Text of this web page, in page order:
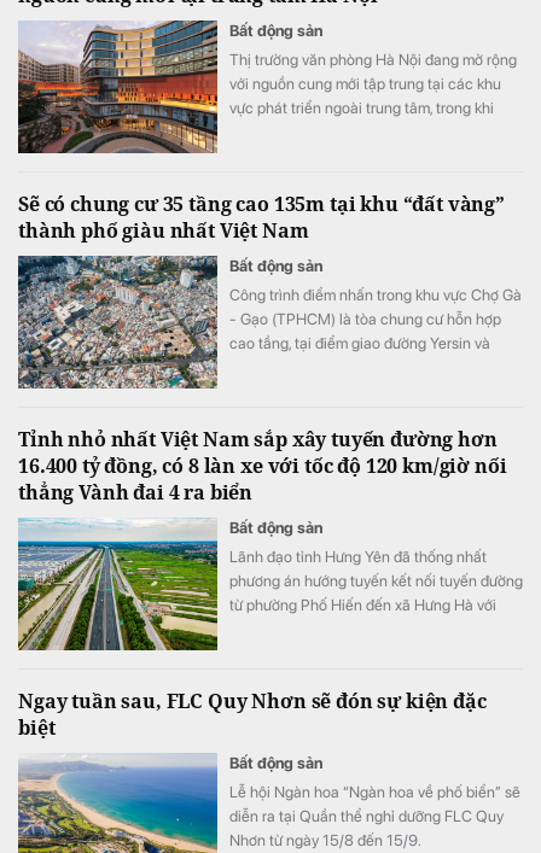
Bất động sản
Thị trường văn phòng Hà Nội đang mở rộng
với nguồn cung mới tập trung tại các khu
vực phát triển ngoài trung tâm, trong khi
Sẽ có chung cư 35 tầng cao 135m tại khu “đất vàng”
thành phố giàu nhất Việt Nam
Bất động sản
Công trình điểm nhấn trong khu vực Chợ Gà
- Gạo (TPHCM) là tòa chung cư hỗn hợp
cao tầng, tại điểm giao đường Yersin và
Tỉnh nhỏ nhất Việt Nam sắp xây tuyến đường hơn
16.400 tỷ đồng, có 8 làn xe với tốc độ 120 km/giờ nối
thẳng Vành đai 4 ra biển
Bất động sản
Lãnh đạo tỉnh Hưng Yên đã thống nhất
phương án hướng tuyến kết nối tuyến đường
từ phường Phố Hiến đến xã Hưng Hà với
Ngay tuần sau, FLC Quy Nhơn sẽ đón sự kiện đặc
biệt
Bất động sản
Lễ hội Ngàn hoa “Ngàn hoa về phố biển” sẽ
diễn ra tại Quần thể nghỉ dưỡng FLC Quy
Nhơn từ ngày 15/8 đến 15/9.